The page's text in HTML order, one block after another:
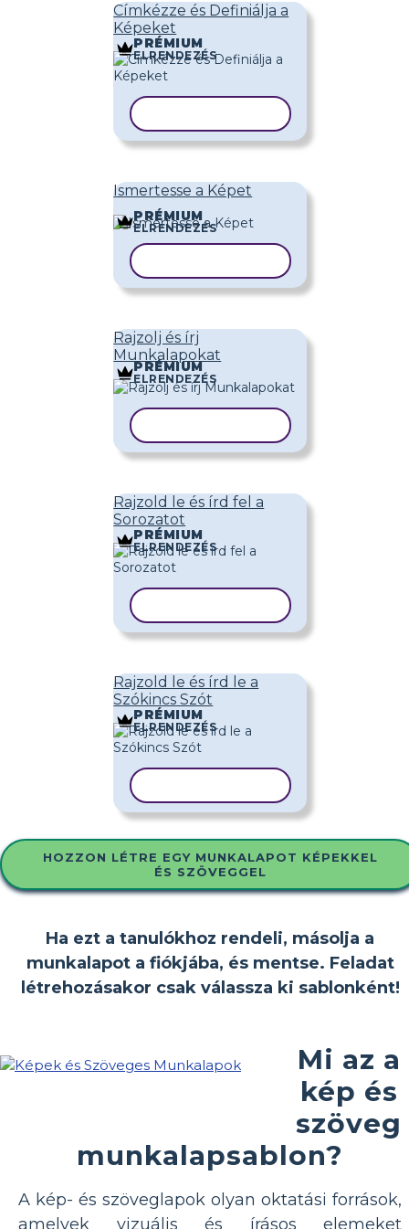
Címkézze és Definiálja a
Képeket
PRÉMIUM
ELRENDEZÉS
Ismertesse a Képet
PRÉMIUM
ELRENDEZÉS
Rajzolj és írj
Munkalapokat
PRÉMIUM
ELRENDEZÉS
Rajzold le és írd fel a
Sorozatot
PRÉMIUM
ELRENDEZÉS
Rajzold le és írd le a
Szókincs Szót
PRÉMIUM
ELRENDEZÉS
HOZZON LÉTRE EGY MUNKALAPOT KÉPEKKEL
ÉS SZÖVEGGEL
Ha ezt a tanulókhoz rendeli, másolja a
munkalapot a fiókjába, és mentse. Feladat
létrehozásakor csak válassza ki sablonként!
Mi az a
kép és
szöveg
munkalapsablon?
A kép- és szöveglapok olyan oktatási források,
amelyek vizuális és írásos elemeket